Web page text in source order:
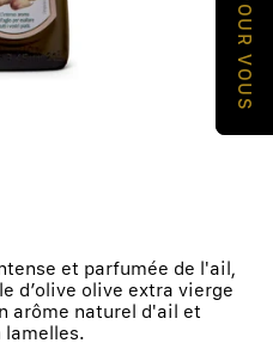
et parfumée de l'ail,
d’olive olive extra vierge
arôme naturel d'ail et
lamelles.